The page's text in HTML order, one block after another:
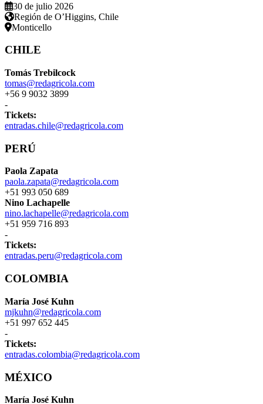
30 de julio 2026
Región de O’Higgins, Chile
Monticello
CHILE
Tomás Trebilcock
tomas@redagricola.com
+56 9 9032 3899
-
Tickets:
entradas.chile@redagricola.com
PERÚ
Paola Zapata
paola.zapata@redagricola.com
+51 993 050 689
Nino Lachapelle
nino.lachapelle@redagricola.com
+51 959 716 893
-
Tickets:
entradas.peru@redagricola.com
COLOMBIA
María José Kuhn
mjkuhn@redagricola.com
+51 997 652 445
-
Tickets:
entradas.colombia@redagricola.com
MÉXICO
María José Kuhn